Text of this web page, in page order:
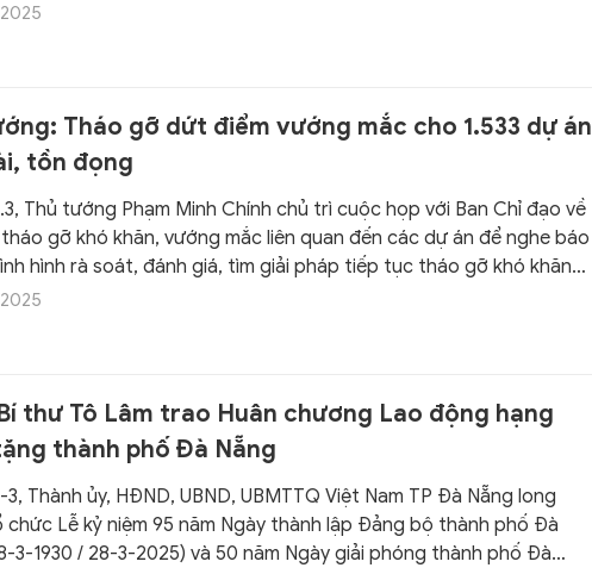
Tháo gỡ dứt điểm vướng mắc cho 1.533 dự án
tồn đọng
Thủ tướng Phạm Minh Chính chủ trì cuộc họp với Ban Chỉ đạo về
gỡ khó khăn, vướng mắc liên quan đến các dự án để nghe báo
hình rà soát, đánh giá, tìm giải pháp tiếp tục tháo gỡ khó khăn
cho các dự án đang tồn đọng.
thư Tô Lâm trao Huân chương Lao động hạng
thành phố Đà Nẵng
3, Thành ủy, HĐND, UBND, UBMTTQ Việt Nam TP Đà Nẵng long
Lễ kỷ niệm 95 năm Ngày thành lập Đảng bộ thành phố Đà
3-1930 / 28-3-2025) và 50 năm Ngày giải phóng thành phố Đà